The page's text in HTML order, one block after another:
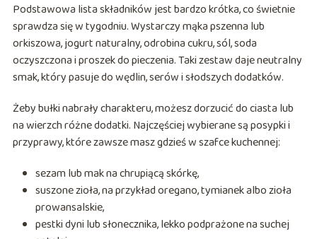
Podstawowa lista składników jest bardzo krótka, co świetnie
sprawdza się w tygodniu. Wystarczy mąka pszenna lub
orkiszowa, jogurt naturalny, odrobina cukru, sól, soda
oczyszczona i proszek do pieczenia. Taki zestaw daje neutralny
smak, który pasuje do wędlin, serów i słodszych dodatków.
Żeby bułki nabrały charakteru, możesz dorzucić do ciasta lub
na wierzch różne dodatki. Najczęściej wybierane są posypki i
przyprawy, które zawsze masz gdzieś w szafce kuchennej:
sezam lub mak na chrupiącą skórkę,
suszone zioła, na przykład oregano, tymianek albo zioła
prowansalskie,
pestki dyni lub słonecznika, lekko podprażone na suchej